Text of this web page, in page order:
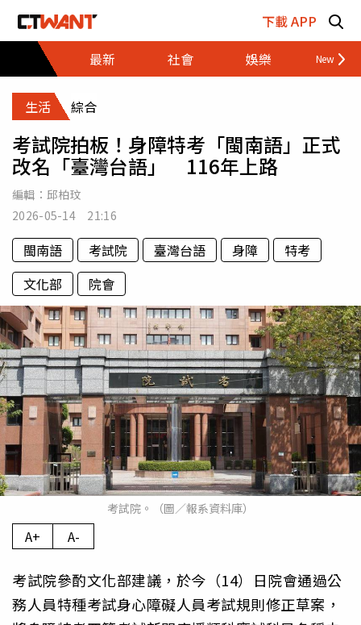
下載 APP
最新
社會 娛樂 財經
生活 綜合
考試院拍板！身障特考「閩南語」正式
改名「臺灣台語」 116年上路
編輯： 邱柏玟
2026-05-14 21:16
閩南語 考試院 臺灣台語 身障
特考
文化部
院會
考試院。（圖／報系資料庫）
A+ A-
考試院參酌文化部建議，於今（14）日院會通過公
務人員特種考試身心障礙人員考試規則修正草案，